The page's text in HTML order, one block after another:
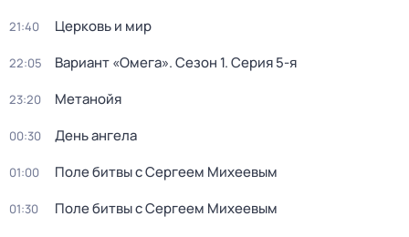
21:40 Церковь и мир
22:05 Вариант «Омега». Сезон 1. Серия 5-я
23:20 Метанойя
00:30 День ангела
01:00 Поле битвы с Сергеем Михеевым
01:30
Поле битвы с Сергеем Михеевым